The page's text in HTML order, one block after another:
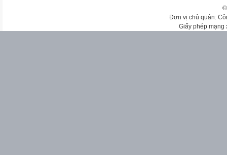
Đơn vị chủ quản:
Giấy phép mạng